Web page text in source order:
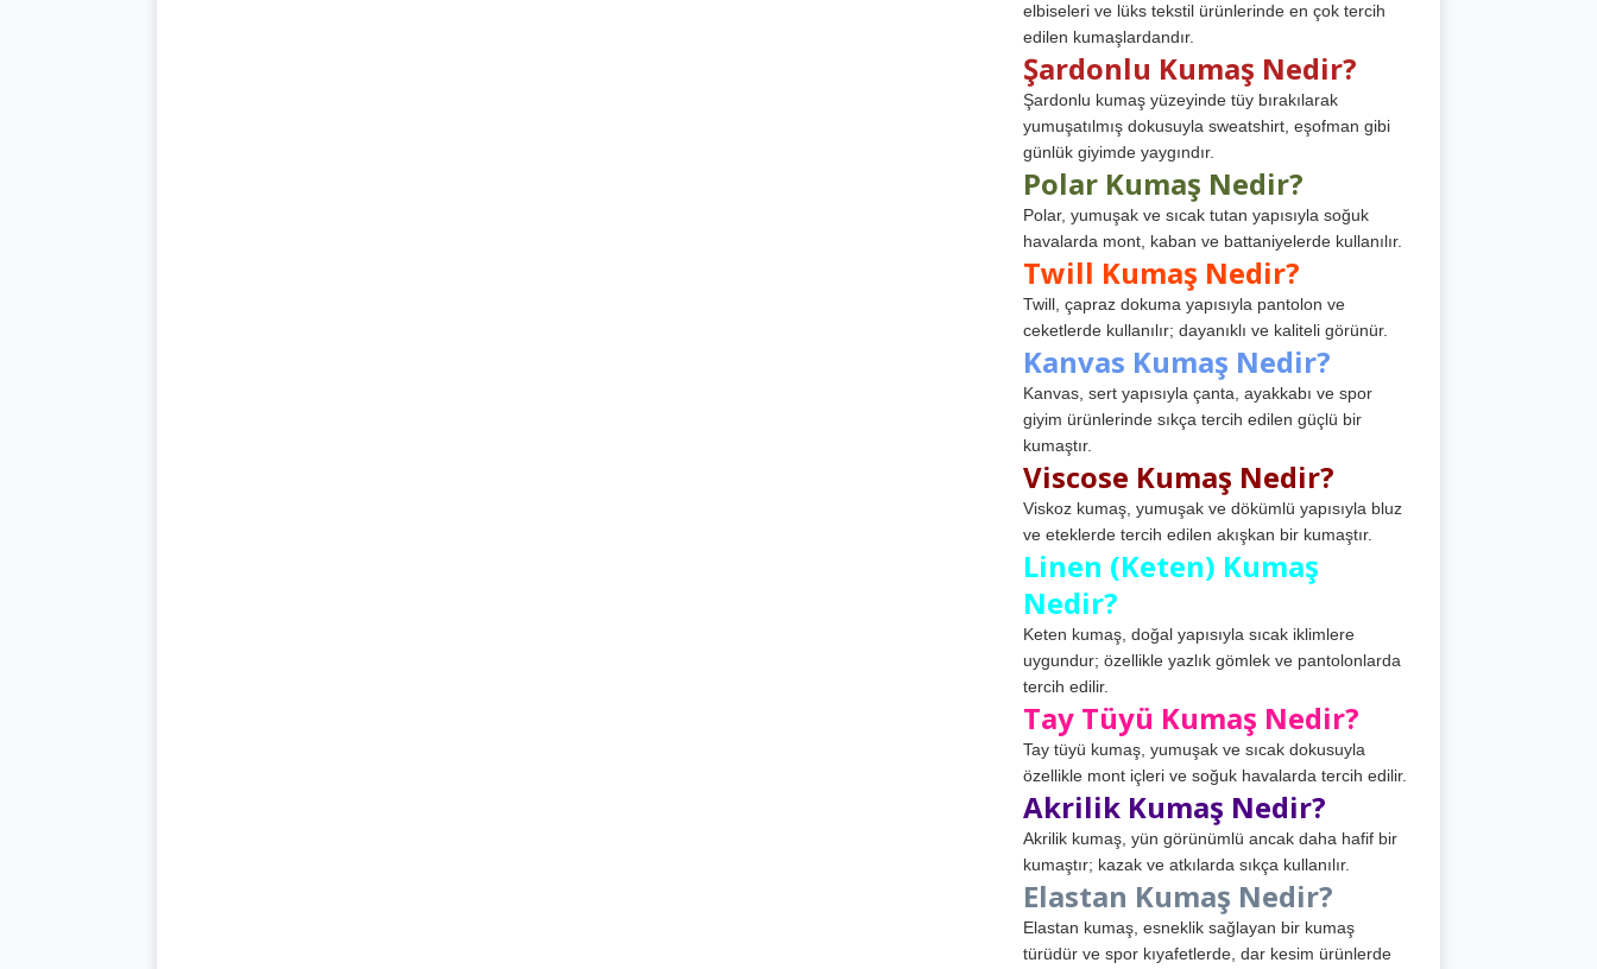
elbiseleri ve lüks tekstil ürünlerinde en çok tercih
edilen kumaşlardandır.
Şardonlu Kumaş Nedir?
Şardonlu kumaş yüzeyinde tüy bırakılarak
yumuşatılmış dokusuyla sweatshirt, eşofman gibi
günlük giyimde yaygındır.
Polar Kumaş Nedir?
Polar, yumuşak ve sıcak tutan yapısıyla soğuk
havalarda mont, kaban ve battaniyelerde kullanılır.
Twill Kumaş Nedir?
Twill, çapraz dokuma yapısıyla pantolon ve
ceketlerde kullanılır; dayanıklı ve kaliteli görünür.
Kanvas Kumaş Nedir?
Kanvas, sert yapısıyla çanta, ayakkabı ve spor
giyim ürünlerinde sıkça tercih edilen güçlü bir
kumaştır.
Viscose Kumaş Nedir?
Viskoz kumaş, yumuşak ve dökümlü yapısıyla bluz
ve eteklerde tercih edilen akışkan bir kumaştır.
Linen (Keten) Kumaş
Nedir?
Keten kumaş, doğal yapısıyla sıcak iklimlere
uygundur; özellikle yazlık gömlek ve pantolonlarda
tercih edilir.
Tay Tüyü Kumaş Nedir?
Tay tüyü kumaş, yumuşak ve sıcak dokusuyla
özellikle mont içleri ve soğuk havalarda tercih edilir.
Akrilik Kumaş Nedir?
Akrilik kumaş, yün görünümlü ancak daha hafif bir
kumaştır; kazak ve atkılarda sıkça kullanılır.
Elastan Kumaş Nedir?
Elastan kumaş, esneklik sağlayan bir kumaş
türüdür ve spor kıyafetlerde, dar kesim ürünlerde